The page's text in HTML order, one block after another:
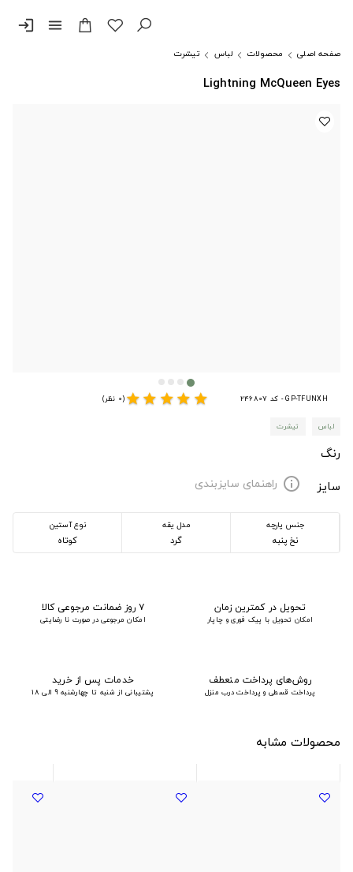
menu
login
صفحه اصلی محصولات لباس تیشرت
Lightning McQueen Eyes
GP-TFUNXH - کد 246807 star
star
star
star
star(0 نظر)
لباس تیشرت
رنگ
سایز
info راهنمای سایزبندی
جنس پارچه
نخ پنبه
مدل یقه
گرد
نوع آستین
کوتاه
تحویل در کمترین زمان
امکان تحویل با پیک فوری و چاپار
۷ روز ضمانت مرجوعی کالا
امکان مرجوعی در صورت نا رضایتی
روش‌های پرداخت منعطف
پرداخت قسطی و پرداخت درب منزل
خدمات پس از خرید
پشتیبانی از شنبه تا چهارشنبه 9 الی 18
محصولات مشابه